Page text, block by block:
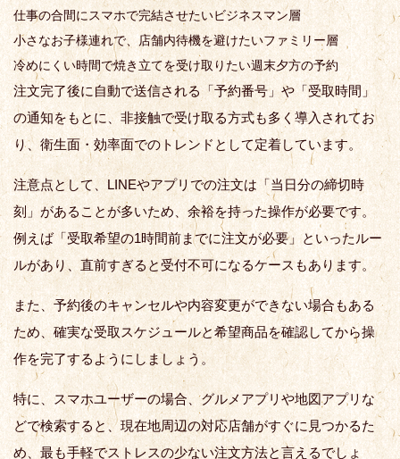
仕事の合間にスマホで完結させたいビジネスマン層
小さなお子様連れで、店舗内待機を避けたいファミリー層
冷めにくい時間で焼き立てを受け取りたい週末夕方の予約
注文完了後に自動で送信される「予約番号」や「受取時間」
の通知をもとに、非接触で受け取る方式も多く導入されてお
り、衛生面・効率面でのトレンドとして定着しています。
注意点として、LINEやアプリでの注文は「当日分の締切時
刻」があることが多いため、余裕を持った操作が必要です。
例えば「受取希望の1時間前までに注文が必要」といったルー
ルがあり、直前すぎると受付不可になるケースもあります。
また、予約後のキャンセルや内容変更ができない場合もある
ため、確実な受取スケジュールと希望商品を確認してから操
作を完了するようにしましょう。
特に、スマホユーザーの場合、グルメアプリや地図アプリな
どで検索すると、現在地周辺の対応店舗がすぐに見つかるた
め、最も手軽でストレスの少ない注文方法と言えるでしょ